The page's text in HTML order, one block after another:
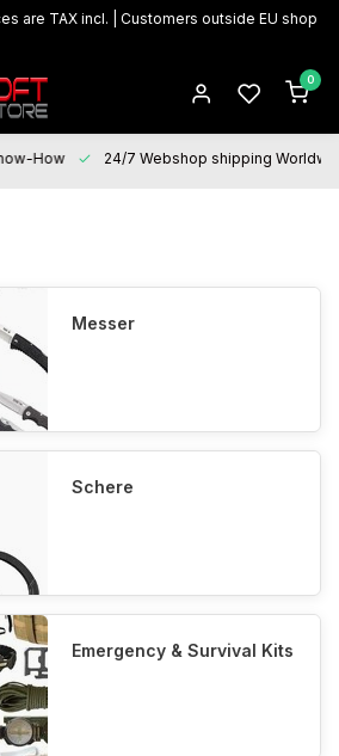
are TAX incl. | Customers outside EU shop
0
How 24/7 Webshop shipping
Messer
Schere
Emergency & Survival Kits